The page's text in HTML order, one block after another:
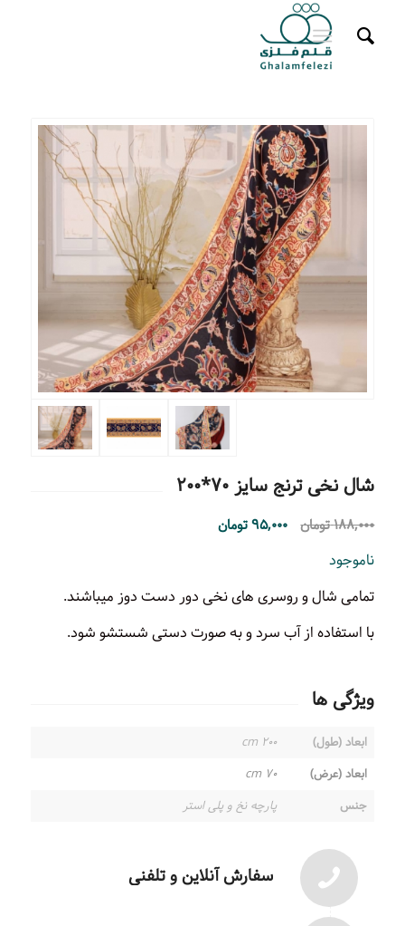
شال نخی ترنج سایز ۷۰*۲۰۰
۱۸۸,۰۰۰تومان ۹۵,۰۰۰تومان
ناموجود
تمامی شال و روسری های نخی دور دست دوز میباشند.
با استفاده از آب سرد و به صورت دستی شستشو شود.
ویژگی ها
ابعاد (طول)
۲۰۰ cm
ابعاد (عرض)
۷۰ cm
جنس
پارچه نخ و پلی استر
سفارش آنلاین و تلفنی